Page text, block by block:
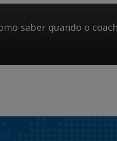
saber quando o